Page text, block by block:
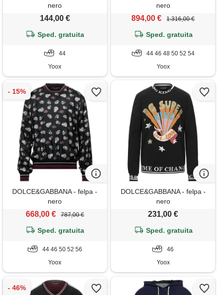
nero
144,00 €
Sped. gratuita
44
Yoox
nero
894,00 € 1.316,00 €
Sped. gratuita
44 46 48 50 52 54
Yoox
DOLCE&GABBANA - felpa -
nero
668,00 € 787,00 €
Sped. gratuita
44 46 50 52 56
Yoox
DOLCE&GABBANA - felpa -
nero
231,00 €
Sped. gratuita
46
Yoox